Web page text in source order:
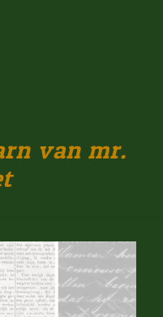
van mr.